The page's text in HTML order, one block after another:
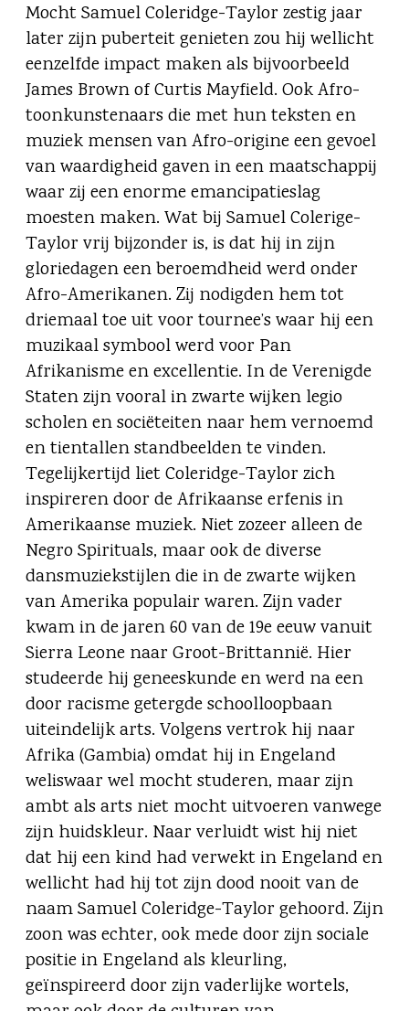
Mocht Samuel Coleridge-Taylor zestig jaar
later zijn puberteit genieten zou hij wellicht
eenzelfde impact maken als bijvoorbeeld
James Brown of Curtis Mayfield. Ook Afro-
toonkunstenaars die met hun teksten en
muziek mensen van Afro-origine een gevoel
van waardigheid gaven in een maatschappij
waar zij een enorme emancipatieslag
moesten maken. Wat bij Samuel Colerige-
Taylor vrij bijzonder is, is dat hij in zijn
gloriedagen een beroemdheid werd onder
Afro-Amerikanen. Zij nodigden hem tot
driemaal toe uit voor tournee’s waar hij een
muzikaal symbool werd voor Pan
Afrikanisme en excellentie. In de Verenigde
Staten zijn vooral in zwarte wijken legio
scholen en sociëteiten naar hem vernoemd
en tientallen standbeelden te vinden.
Tegelijkertijd liet Coleridge-Taylor zich
inspireren door de Afrikaanse erfenis in
Amerikaanse muziek. Niet zozeer alleen de
Negro Spirituals, maar ook de diverse
dansmuziekstijlen die in de zwarte wijken
van Amerika populair waren. Zijn vader
kwam in de jaren 60 van de 19e eeuw vanuit
Sierra Leone naar Groot-Brittannië. Hier
studeerde hij geneeskunde en werd na een
door racisme getergde schoolloopbaan
uiteindelijk arts. Volgens vertrok hij naar
Afrika (Gambia) omdat hij in Engeland
weliswaar wel mocht studeren, maar zijn
ambt als arts niet mocht uitvoeren vanwege
zijn huidskleur. Naar verluidt wist hij niet
dat hij een kind had verwekt in Engeland en
wellicht had hij tot zijn dood nooit van de
naam Samuel Coleridge-Taylor gehoord. Zijn
zoon was echter, ook mede door zijn sociale
positie in Engeland als kleurling,
geïnspireerd door zijn vaderlijke wortels,